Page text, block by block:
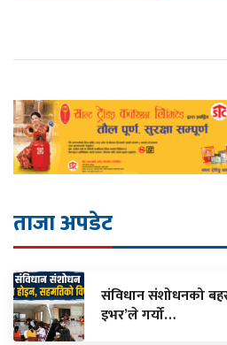
ताजा अपडेट
संविधान संशोधनको
इभर’ले गर्यो…